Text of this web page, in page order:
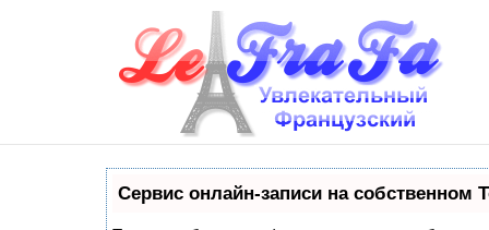
Сервис онлайн-записи на собственном